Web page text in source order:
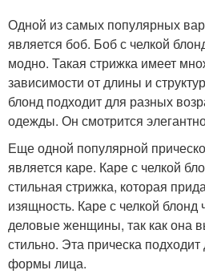
Одной из самых популярных
является боб. Боб с челкой
модно. Такая стрижка имеет
зависимости от длины и
блонд подходит для разных
одежды. Он смотрится
Еще одной популярной
является каре. Каре с челкой
стильная стрижка, которая
изящность. Каре с челкой
деловые женщины, так как она
стильно. Эта прическа
формы лица.